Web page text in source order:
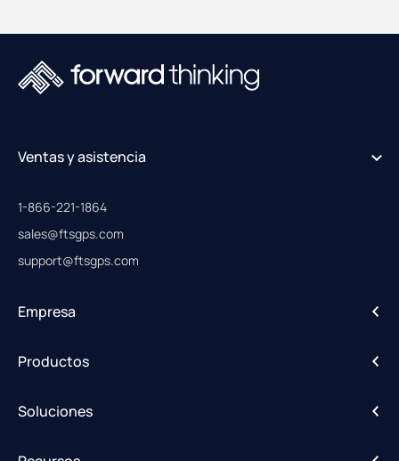
Empresa
Ventas y asistencia
1-866-221-1864
sales@ftsgps.com
support@ftsgps.com
Productos
DriveShield
Soluciones